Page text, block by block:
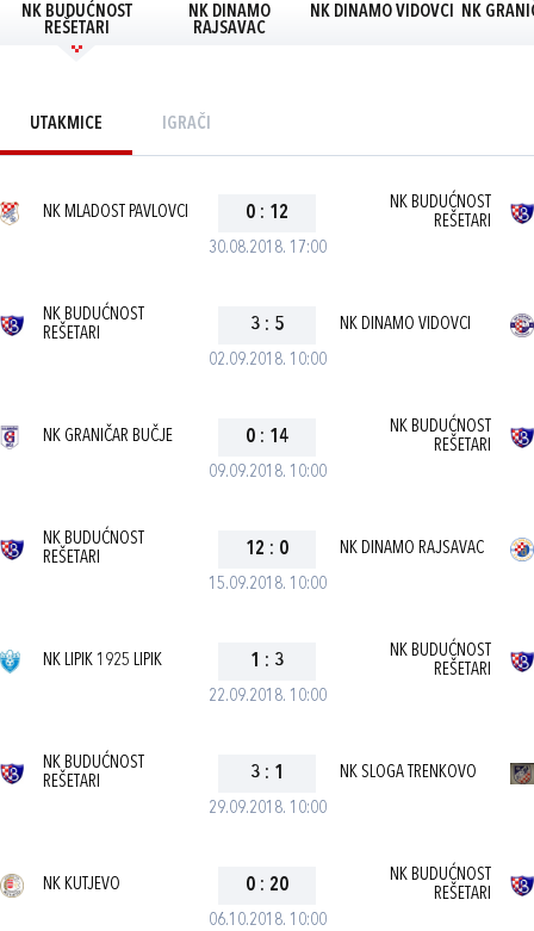
NK BUDUĆNOST
REŠETARI
NK DINAMO
RAJSAVAC
NK DINAMO VIDOVCI NK
UTAKMICE IGRAČI
30.08.2018. 17:00
NK MLADOST PAVLOVCI 0 : 12
NK BUDUĆNOST
REŠETARI
02.09.2018. 10:00
NK BUDUĆNOST
REŠETARI
3 : 5 NK DINAMO VIDOVCI
09.09.2018. 10:00
NK GRANIČAR BUČJE 0 : 14
NK BUDUĆNOST
REŠETARI
15.09.2018. 10:00
NK BUDUĆNOST
REŠETARI
12 : 0 NK DINAMO RAJSAVAC
22.09.2018. 10:00
NK LIPIK 1925 LIPIK 1 : 3
NK BUDUĆNOST
REŠETARI
29.09.2018. 10:00
NK BUDUĆNOST
REŠETARI
3 : 1 NK SLOGA TRENKOVO
06.10.2018. 10:00
NK KUTJEVO 0 : 20
NK BUDUĆNOST
REŠETARI